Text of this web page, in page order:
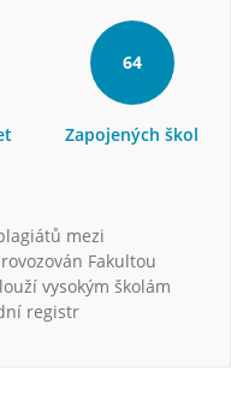
64
Zapojených škol
mezi
Fakultou
vysokým školám
registr